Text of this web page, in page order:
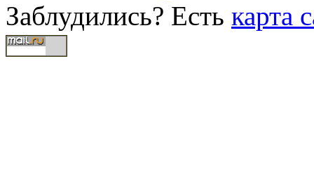
Заблудились? Есть карта